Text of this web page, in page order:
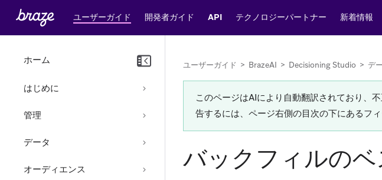
ユーザーガイド 開発者ガイド API テクノロジーパートナー 新着情報
ホーム
はじめに
管理
データ
オーディエンス
ユーザーガイド > BrazeAI > Decisioning Studio > デ
このページはAIにより自動翻訳されており、
告するには、ページ右側の目次の下にあるフ
バックフィルの